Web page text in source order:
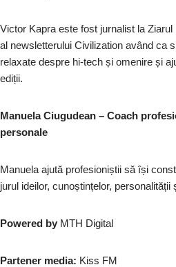
Victor Kapra este fost jurnalist la
al newsletterului Civilization având ca
relaxate despre hi-tech și omenire și
ediții.
Manuela Ciugudean – Coach
personale
Manuela ajută profesioniștii să își
jurul ideilor, cunoștințelor, personalității
Powered by MTH Digital
Partener media: Kiss FM